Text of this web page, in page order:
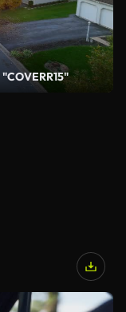
"COVERR15"